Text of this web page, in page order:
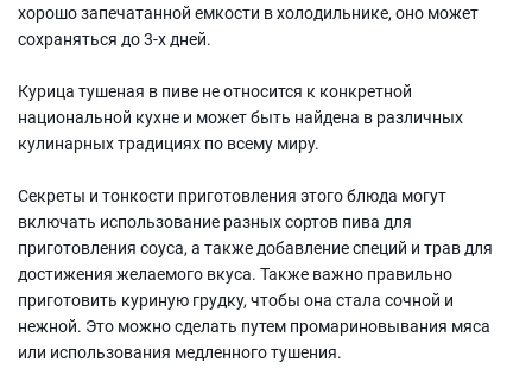
хорошо запечатанной емкости в холодильнике, оно может
сохраняться до 3-х дней.
Курица тушеная в пиве не относится к конкретной
национальной кухне и может быть найдена в различных
кулинарных традициях по всему миру.
Секреты и тонкости приготовления этого блюда могут
включать использование разных сортов пива для
приготовления соуса, а также добавление специй и трав для
достижения желаемого вкуса. Также важно правильно
приготовить куриную грудку, чтобы она стала сочной и
нежной. Это можно сделать путем промариновывания мяса
или использования медленного тушения.